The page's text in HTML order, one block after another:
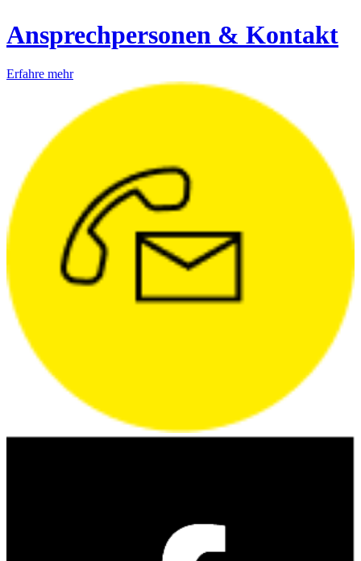
Ansprechpersonen & Kontakt
Erfahre mehr